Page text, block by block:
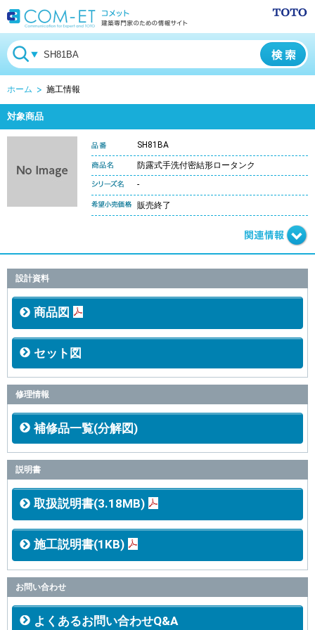
ホーム 施工情報
対象商品
SH81BA
防露式手洗付密結形ロータンク
-
販売終了
設計資料
商品図
セット図
修理情報
補修品一覧(分解図)
説明書
取扱説明書(3.18MB)
施工説明書(1KB)
お問い合わせ
よくあるお問い合わせQ&A